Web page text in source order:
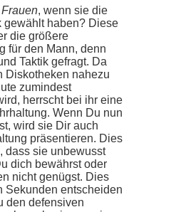
, wenn sie die
gewählt haben? Diese
die größere
für den Mann, denn
Taktik gefragt. Da
Diskotheken nahezu
zumindest
herrscht bei ihr eine
Wenn Du nun
wird sie Dir auch
präsentieren. Dies
dass sie unbewusst
dich bewährst oder
nicht genügst. Dies
Sekunden entscheiden
den defensiven